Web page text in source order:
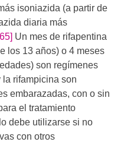
isoniazida (a partir de
diaria más
Un mes de rifapentina
los 13 años) o 4 meses
son regímenes
la rifampicina son
embarazadas, con o sin
el tratamiento
debe utilizarse si no
con otros